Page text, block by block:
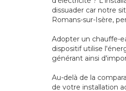
dissuader car notre
Romans-sur-Isère,
Adopter un chauffe-
dispositif utilise
générant ainsi
Au-delà de la
de votre installation